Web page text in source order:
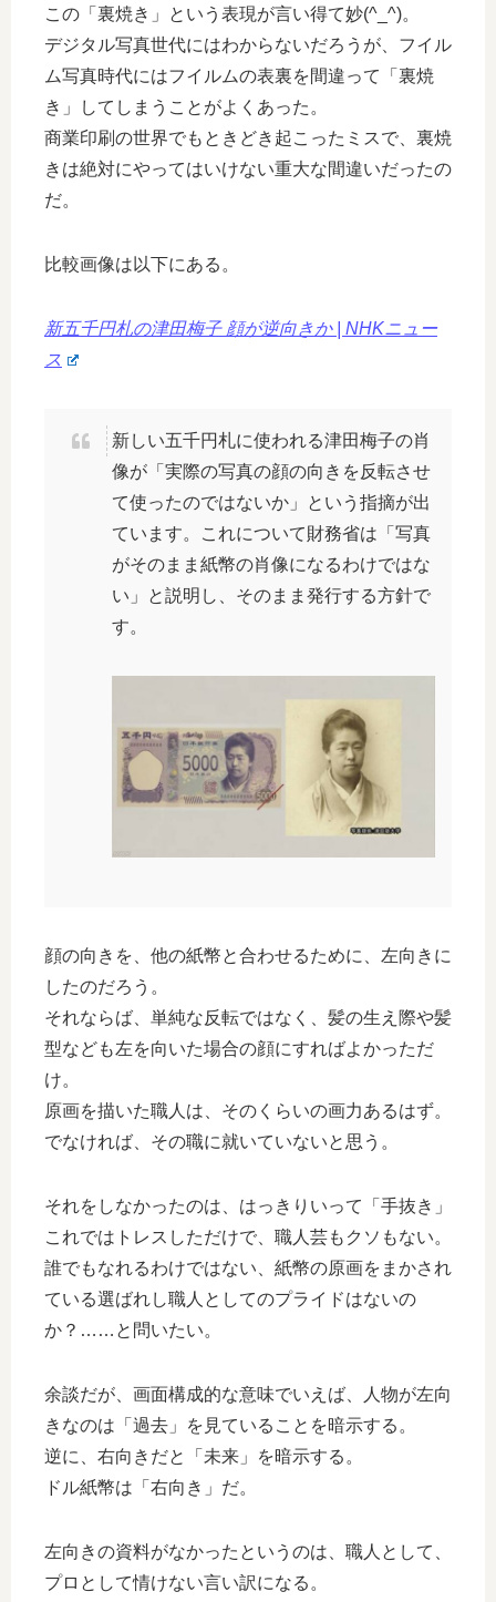
この「裏焼き」という表現が言い得て妙(^_^)。
デジタル写真世代にはわからないだろうが、フイル
ム写真時代にはフイルムの表裏を間違って「裏焼
き」してしまうことがよくあった。
商業印刷の世界でもときどき起こったミスで、裏焼
きは絶対にやってはいけない重大な間違いだったの
だ。
比較画像は以下にある。
新五千円札の津田梅子 顔が逆向きか | NHKニュー
ス
新しい五千円札に使われる津田梅子の肖
像が「実際の写真の顔の向きを反転させ
て使ったのではないか」という指摘が出
ています。これについて財務省は「写真
がそのまま紙幣の肖像になるわけではな
い」と説明し、そのまま発行する方針で
す。
顔の向きを、他の紙幣と合わせるために、左向きに
したのだろう。
それならば、単純な反転ではなく、髪の生え際や髪
型なども左を向いた場合の顔にすればよかっただ
け。
原画を描いた職人は、そのくらいの画力あるはず。
でなければ、その職に就いていないと思う。
それをしなかったのは、はっきりいって「手抜き」
これではトレスしただけで、職人芸もクソもない。
誰でもなれるわけではない、紙幣の原画をまかされ
ている選ばれし職人としてのプライドはないの
か？……と問いたい。
余談だが、画面構成的な意味でいえば、人物が左向
きなのは「過去」を見ていることを暗示する。
逆に、右向きだと「未来」を暗示する。
ドル紙幣は「右向き」だ。
左向きの資料がなかったというのは、職人として、
プロとして情けない言い訳になる。